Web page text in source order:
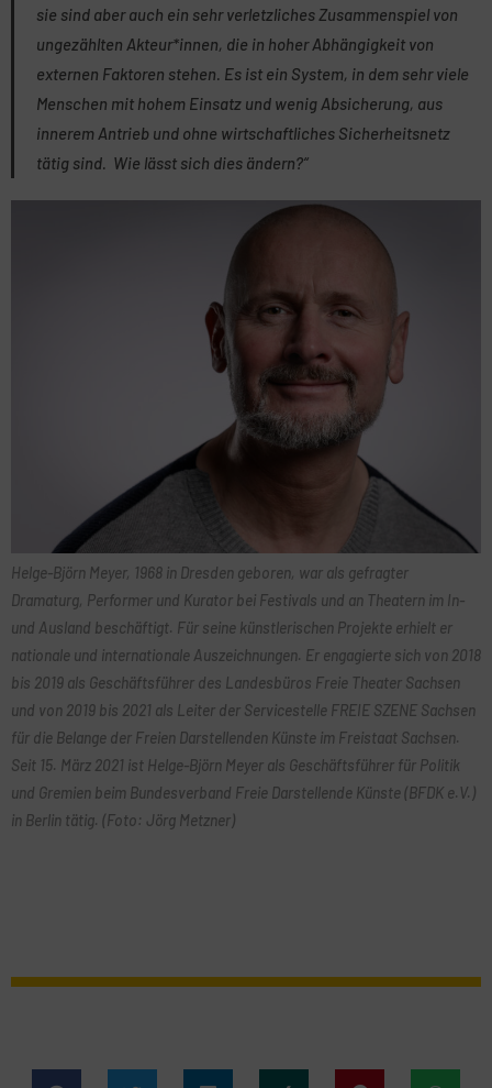
sie sind aber auch ein sehr verletzliches Zusammenspiel von
ungezählten Akteur*innen, die in hoher Abhängigkeit von
externen Faktoren stehen. Es ist ein System, in dem sehr viele
Menschen mit hohem Einsatz und wenig Absicherung, aus
innerem Antrieb und ohne wirtschaftliches Sicherheitsnetz
tätig sind. Wie lässt sich dies ändern?“
Helge-Björn Meyer, 1968 in Dresden geboren, war als gefragter
Dramaturg, Performer und Kurator bei Festivals und an Theatern im In-
und Ausland beschäftigt. Für seine künstlerischen Projekte erhielt er
nationale und internationale Auszeichnungen. Er engagierte sich von 2018
bis 2019 als Geschäftsführer des Landesbüros Freie Theater Sachsen
und von 2019 bis 2021 als Leiter der Servicestelle FREIE SZENE Sachsen
für die Belange der Freien Darstellenden Künste im Freistaat Sachsen.
Seit 15. März 2021 ist Helge-Björn Meyer als Geschäftsführer für Politik
und Gremien beim Bundesverband Freie Darstellende Künste (BFDK e.V.)
in Berlin tätig. (Foto: Jörg Metzner)